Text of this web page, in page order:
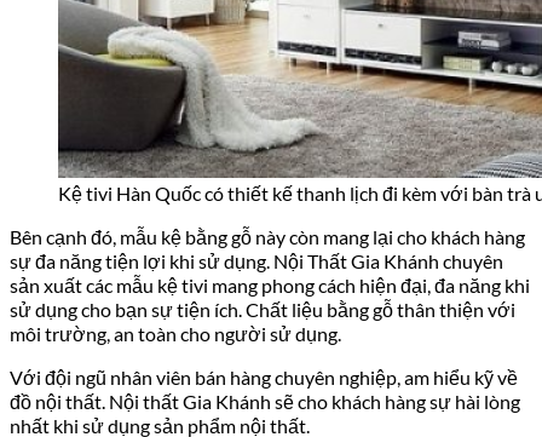
Kệ tivi Hàn Quốc có thiết kế thanh lịch đi kèm với bàn trà
Bên cạnh đó, mẫu kệ bằng gỗ này còn mang lại cho khách hàng
sự đa năng tiện lợi khi sử dụng. Nội Thất Gia Khánh chuyên
sản xuất các mẫu kệ tivi mang phong cách hiện đại, đa năng khi
sử dụng cho bạn sự tiện ích. Chất liệu bằng gỗ thân thiện với
môi trường, an toàn cho người sử dụng.
Với đội ngũ nhân viên bán hàng chuyên nghiệp, am hiểu kỹ về
đồ nội thất. Nội thất Gia Khánh sẽ cho khách hàng sự hài lòng
nhất khi sử dụng sản phẩm nội thất.